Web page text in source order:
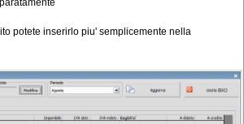
potete inserirlo piu' semplicemente nella